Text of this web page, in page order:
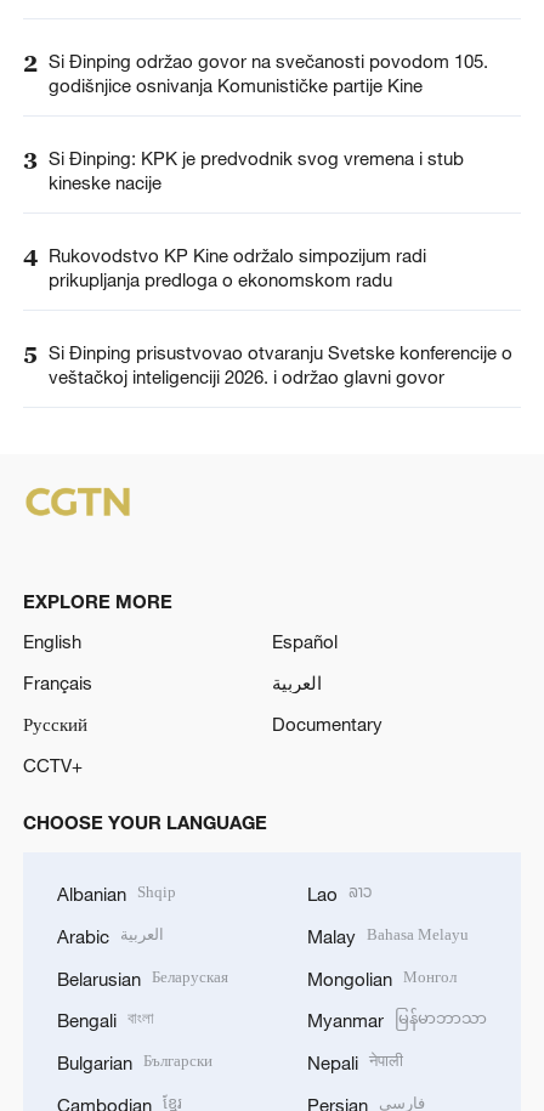
2 Si Đinping održao govor na svečanosti povodom 105.
godišnjice osnivanja Komunističke partije Kine
3 Si Đinping: KPK je predvodnik svog vremena i stub
kineske nacije
4 Rukovodstvo KP Kine održalo simpozijum radi
prikupljanja predloga o ekonomskom radu
5 Si Đinping prisustvovao otvaranju Svetske konferencije o
veštačkoj inteligenciji 2026. i održao glavni govor
EXPLORE MORE
English
Español
Français
العربية
Русский
Documentary
CCTV+
CHOOSE YOUR LANGUAGE
Albanian Shqip
Arabic العربية
Belarusian Беларуская
Bengali বাংলা
Bulgarian Български
Cambodian ខ្មែរ
Lao ລາວ
Malay Bahasa Melayu
Mongolian Монгол
Myanmar မြန်မာဘာသာ
Nepali नेपाली
Persian فارسی